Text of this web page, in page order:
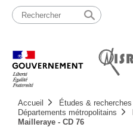
Passer
contenu
principale
Accueil Études & recherches
Départements métropolitains
Mailleraye - CD 76